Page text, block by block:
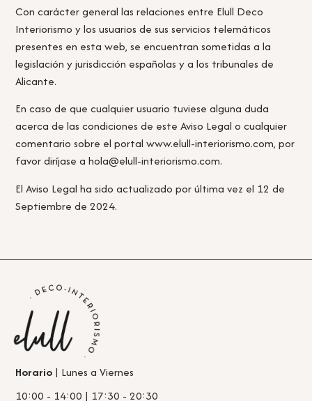
Con carácter general las relaciones entre Elull Deco
Interiorismo y los usuarios de sus servicios telemáticos
presentes en esta web, se encuentran sometidas a la
legislación y jurisdicción españolas y a los tribunales de
Alicante.
En caso de que cualquier usuario tuviese alguna duda
acerca de las condiciones de este Aviso Legal o cualquier
comentario sobre el portal www.elull-interiorismo.com, por
favor diríjase a hola@elull-interiorismo.com.
El Aviso Legal ha sido actualizado por última vez el 12 de
Septiembre de 2024.
Horario | Lunes a Viernes
10:00 - 14:00 | 17:30 - 20:30